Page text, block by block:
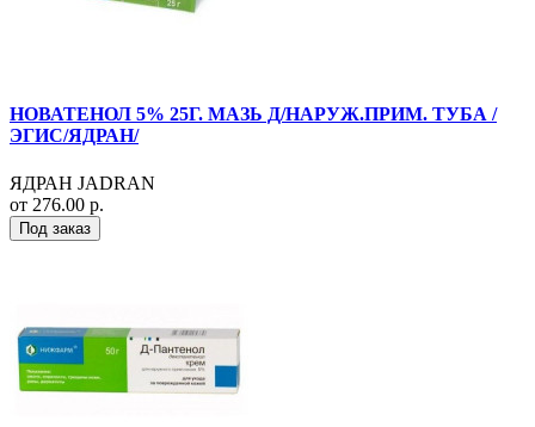
НОВАТЕНОЛ 5% 25Г. МАЗЬ Д/НАРУЖ.ПРИМ. ТУБА /
ЭГИС/ЯДРАН/
ЯДРАН JADRAN
от 276.00 р.
Под заказ